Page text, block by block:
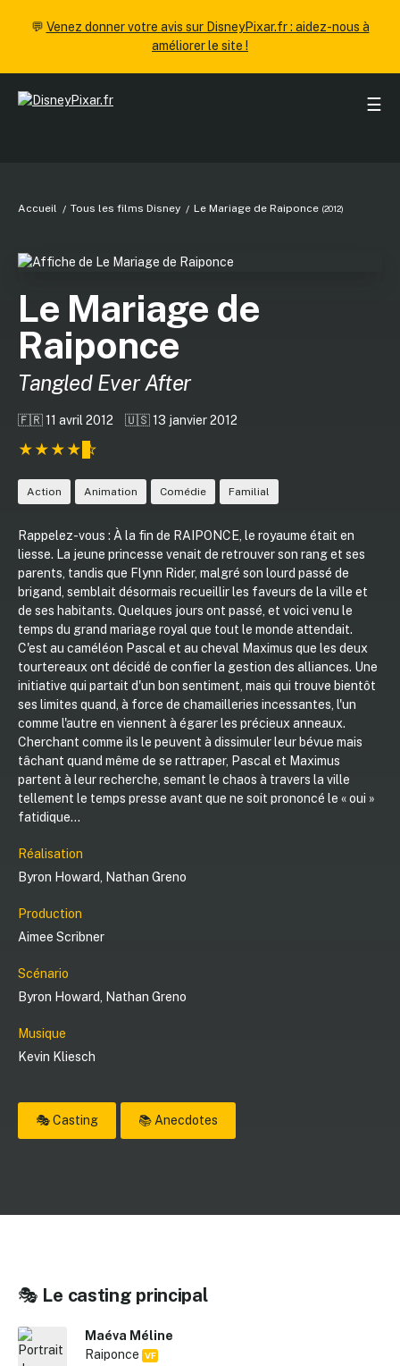
💬 Venez donner votre avis sur DisneyPixar.fr : aidez-nous à
améliorer le site !
☰
Accueil Tous les films Disney Le Mariage de Raiponce (2012)
Le Mariage de
Raiponce
Tangled Ever After
🇫🇷 11 avril 2012 🇺🇸 13 janvier 2012
Action Animation Comédie Familial
Rappelez-vous : À la fin de RAIPONCE, le royaume était en
liesse. La jeune princesse venait de retrouver son rang et ses
parents, tandis que Flynn Rider, malgré son lourd passé de
brigand, semblait désormais recueillir les faveurs de la ville et
de ses habitants. Quelques jours ont passé, et voici venu le
temps du grand mariage royal que tout le monde attendait.
C'est au caméléon Pascal et au cheval Maximus que les deux
tourtereaux ont décidé de confier la gestion des alliances. Une
initiative qui partait d'un bon sentiment, mais qui trouve bientôt
ses limites quand, à force de chamailleries incessantes, l'un
comme l'autre en viennent à égarer les précieux anneaux.
Cherchant comme ils le peuvent à dissimuler leur bévue mais
tâchant quand même de se rattraper, Pascal et Maximus
partent à leur recherche, semant le chaos à travers la ville
tellement le temps presse avant que ne soit prononcé le « oui »
fatidique...
Réalisation
Byron Howard
Nathan Greno
Production
Aimee Scribner
Scénario
Byron Howard
Nathan Greno
Musique
Kevin Kliesch
🎭 Casting 📚 Anecdotes
🎭 Le casting principal
Maéva Méline
Raiponce VF